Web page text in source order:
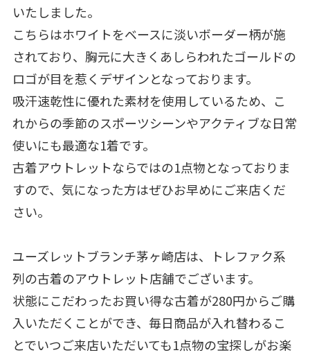
いたしました。
こちらはホワイトをベースに淡いボーダー柄が施
されており、胸元に大きくあしらわれたゴールドの
ロゴが目を惹くデザインとなっております。
吸汗速乾性に優れた素材を使用しているため、こ
れからの季節のスポーツシーンやアクティブな日常
使いにも最適な1着です。
古着アウトレットならではの1点物となっておりま
すので、気になった方はぜひお早めにご来店くだ
さい。
ユーズレットブランチ茅ヶ崎店は、トレファク系
列の古着のアウトレット店舗でございます。
状態にこだわったお買い得な古着が280円からご購
入いただくことができ、毎日商品が入れ替わるこ
とでいつご来店いただいても1点物の宝探しがお楽